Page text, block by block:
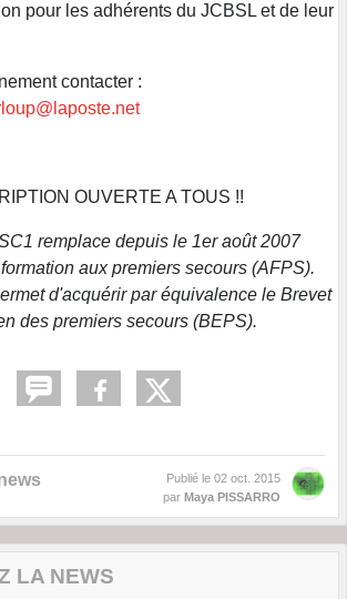
pour les adhérents du JCBSL et de leur
contacter :
OUVERTE A TOUS !!
remplace depuis le 1er août 2007
aux premiers secours (AFPS).
d'acquérir par équivalence le Brevet
des premiers secours (BEPS).
Publié le 02 oct. 2015
par Maya PISSARRO
LA NEWS